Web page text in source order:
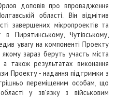
доповів про впровадження
області. Він відмітив
завершених мікропроектів та
в Пирятинському, Чутівському,
увагу на компоненті Проекту
зараз беруть участь міста
також результатах виконання
Проекту - надання підтримки з
переміщеним особам, що
у зв'язку з військовим